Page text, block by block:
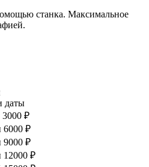
станка. Максимальное
даты
3000 ₽
6000 ₽
9000 ₽
12000 ₽